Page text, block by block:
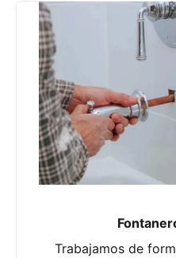
Trabajamos de